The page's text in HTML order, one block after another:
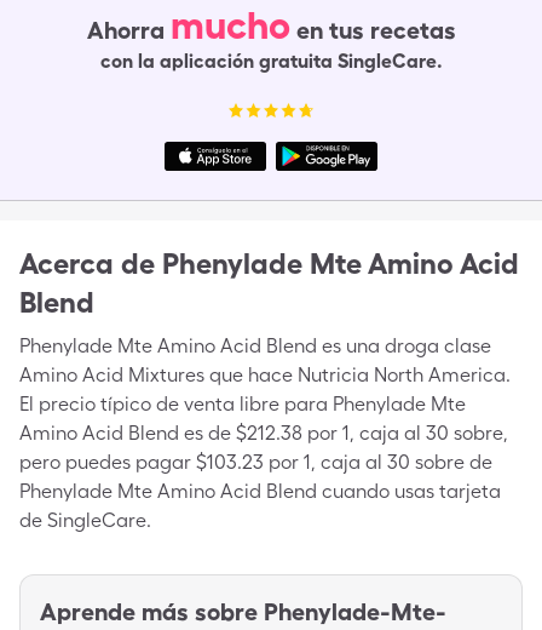
Ahorra mucho en tus recetas
con la aplicación gratuita SingleCare.
Acerca de Phenylade Mte Amino Acid
Blend
Phenylade Mte Amino Acid Blend es una droga clase
Amino Acid Mixtures que hace Nutricia North America.
El precio típico de venta libre para Phenylade Mte
Amino Acid Blend es de $212.38 por 1, caja al 30 sobre,
pero puedes pagar $103.23 por 1, caja al 30 sobre de
Phenylade Mte Amino Acid Blend cuando usas tarjeta
de SingleCare.
Aprende más sobre Phenylade-Mte-